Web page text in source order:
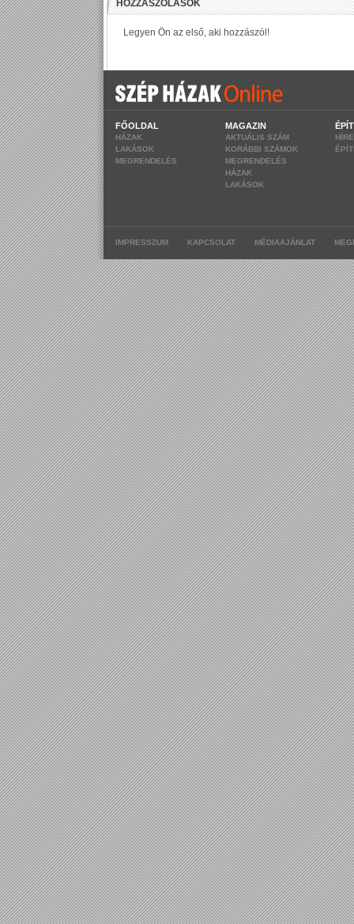
FŐOLDAL
HÁZAK
LAKÁSOK
MEGRENDELÉS
MAGAZIN
AKTUÁLIS SZÁM
KORÁBBI SZÁMOK
MEGRENDELÉS
HÁZAK
LAKÁSOK
IMPRESSZUM KAPCSOLAT MÉDIAAJÁNLAT